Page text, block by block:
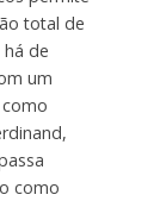
total de
de
um
como